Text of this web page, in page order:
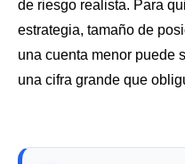
de riesgo realista. Para
estrategia, tamaño de
una cuenta menor puede
una cifra grande que